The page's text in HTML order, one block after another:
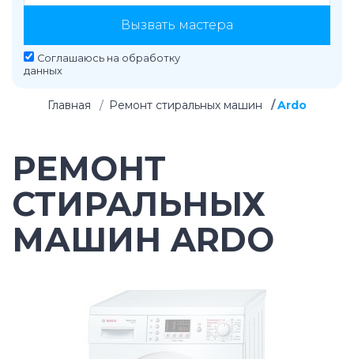
Вызвать мастера
Соглашаюсь на обработку
данных
Главная Ремонт стиральных машин Ardo
РЕМОНТ
СТИРАЛЬНЫХ
МАШИН ARDO